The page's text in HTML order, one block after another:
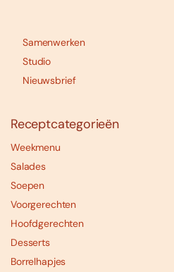
Samenwerken
Studio
Nieuwsbrief
Receptcategorieën
Weekmenu
Salades
Soepen
Voorgerechten
Hoofdgerechten
Desserts
Borrelhapjes